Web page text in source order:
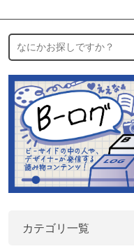
カテゴリ一覧